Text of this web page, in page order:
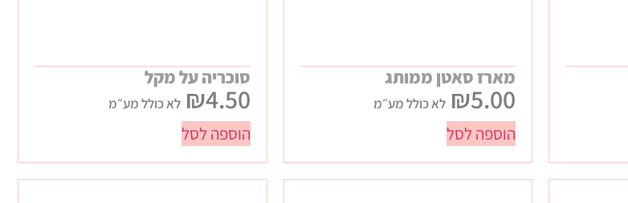
מארז סאטן ממותג
₪5.00 לא כולל מע״מ
הוספה לסל
סוכריה על מקל
₪4.50 לא כולל מע״מ
הוספה לסל